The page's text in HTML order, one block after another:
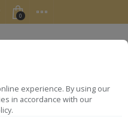
experience. By using our
in accordance with our
0